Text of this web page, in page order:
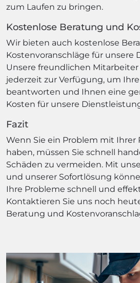
zum Laufen zu bringen.
Kostenlose Beratung und
Wir bieten auch kostenlose
Kostenvoranschläge für unsere
Unsere freundlichen
jederzeit zur Verfügung, um
beantworten und Ihnen eine
Kosten für unsere
Fazit
Wenn Sie ein Problem mit Ihrer
haben, müssen Sie schnell
Schäden zu vermeiden. Mit
und unserer Sofortlösung
Ihre Probleme schnell und
Kontaktieren Sie uns noch
Beratung und